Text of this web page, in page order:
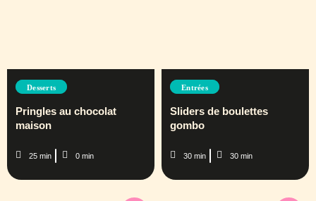
Desserts
Pringles au chocolat
maison
25 min 0 min
Entrées
Sliders de boulettes
gombo
30 min 30 min